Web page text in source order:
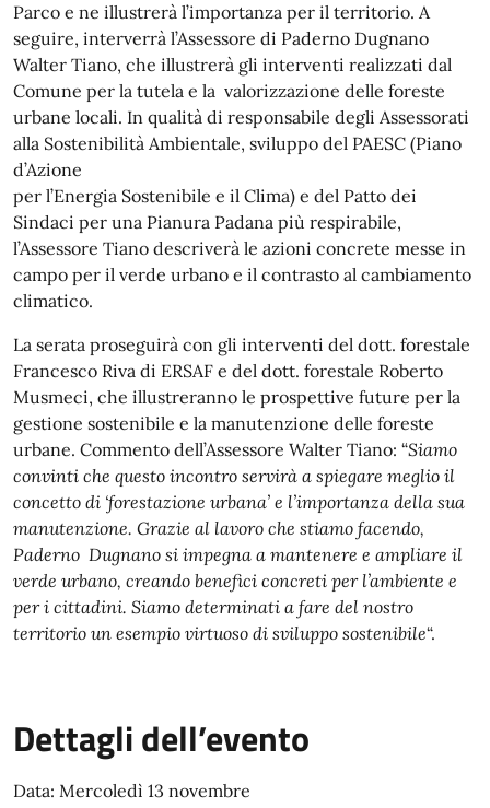
Parco e ne illustrerà l’importanza per il territorio. A
seguire, interverrà l’Assessore di Paderno Dugnano
Walter Tiano, che illustrerà gli interventi realizzati dal
Comune per la tutela e la valorizzazione delle foreste
urbane locali. In qualità di responsabile degli Assessorati
alla Sostenibilità Ambientale, sviluppo del PAESC (Piano
d’Azione
per l’Energia Sostenibile e il Clima) e del Patto dei
Sindaci per una Pianura Padana più respirabile,
l’Assessore Tiano descriverà le azioni concrete messe in
campo per il verde urbano e il contrasto al cambiamento
climatico.
La serata proseguirà con gli interventi del dott. forestale
Francesco Riva di ERSAF e del dott. forestale Roberto
Musmeci, che illustreranno le prospettive future per la
gestione sostenibile e la manutenzione delle foreste
urbane. Commento dell’Assessore Walter Tiano: “Siamo
convinti che questo incontro servirà a spiegare meglio il
concetto di ‘forestazione urbana’ e l’importanza della sua
manutenzione. Grazie al lavoro che stiamo facendo,
Paderno Dugnano si impegna a mantenere e ampliare il
verde urbano, creando benefici concreti per l’ambiente e
per i cittadini. Siamo determinati a fare del nostro
territorio un esempio virtuoso di sviluppo sostenibile“.
Dettagli dell’evento
Data: Mercoledì 13 novembre